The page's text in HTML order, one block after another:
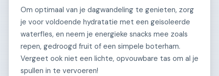
Om optimaal van je dagwandeling te genieten, zorg
je voor voldoende hydratatie met een geïsoleerde
waterfles, en neem je energieke snacks mee zoals
repen, gedroogd fruit of een simpele boterham.
Vergeet ook niet een lichte, opvouwbare tas om al je
spullen in te vervoeren!